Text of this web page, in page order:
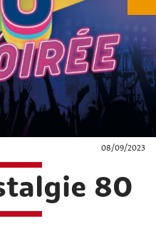
08/09/2023
80